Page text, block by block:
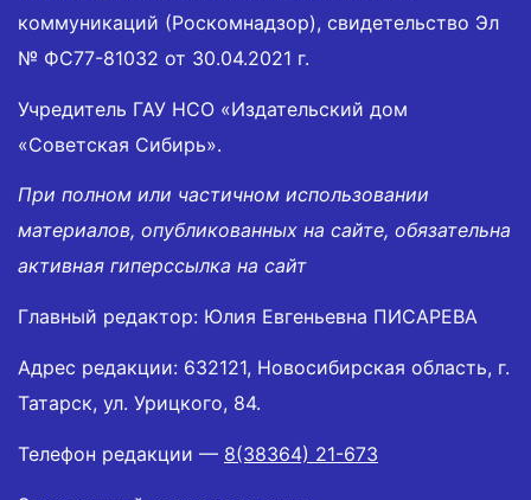
коммуникаций (Роскомнадзор), свидетельство Эл
№ ФС77-81032 от 30.04.2021 г.
Учредитель ГАУ НСО «Издательский дом
«Советская Сибирь».
При полном или частичном использовании
материалов, опубликованных на сайте, обязательна
активная гиперссылка на сайт
Главный редактор: Юлия Евгеньевна ПИСАРЕВА
Адрес редакции: 632121, Новосибирская область, г.
Татарск, ул. Урицкого, 84.
Телефон редакции — 8(38364) 21-673